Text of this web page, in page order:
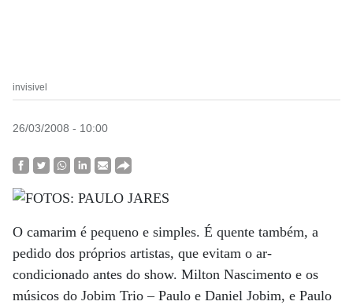
invisivel
26/03/2008 - 10:00
O camarim é pequeno e simples. É quente também, a
pedido dos próprios artistas, que evitam o ar-
condicionado antes do show. Milton Nascimento e os
músicos do Jobim Trio – Paulo e Daniel Jobim, e Paulo